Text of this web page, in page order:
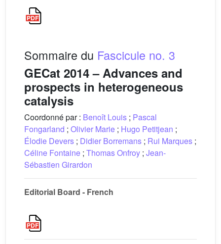
Sommaire du Fascicule no. 3
GECat 2014 – Advances and
prospects in heterogeneous
catalysis
Coordonné par : Benoît Louis ; Pascal
Fongarland ; Olivier Marie ; Hugo Petitjean ;
Élodie Devers ; Didier Borremans ; Rui Marques ;
Céline Fontaine ; Thomas Onfroy ; Jean-
Sébastien Girardon
Editorial Board - French